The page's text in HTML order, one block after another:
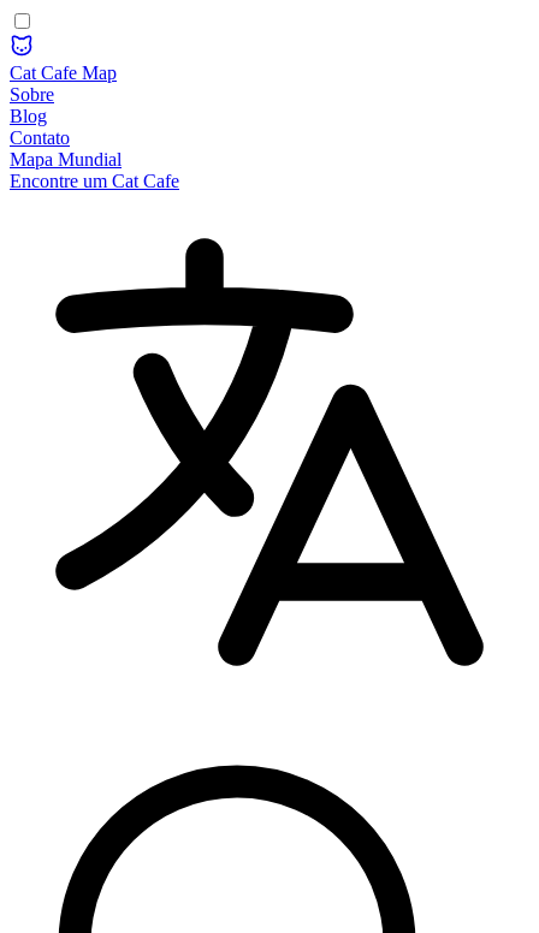
Cat Cafe Map
Sobre
Blog
Contato
Mapa Mundial
Encontre um Cat Cafe